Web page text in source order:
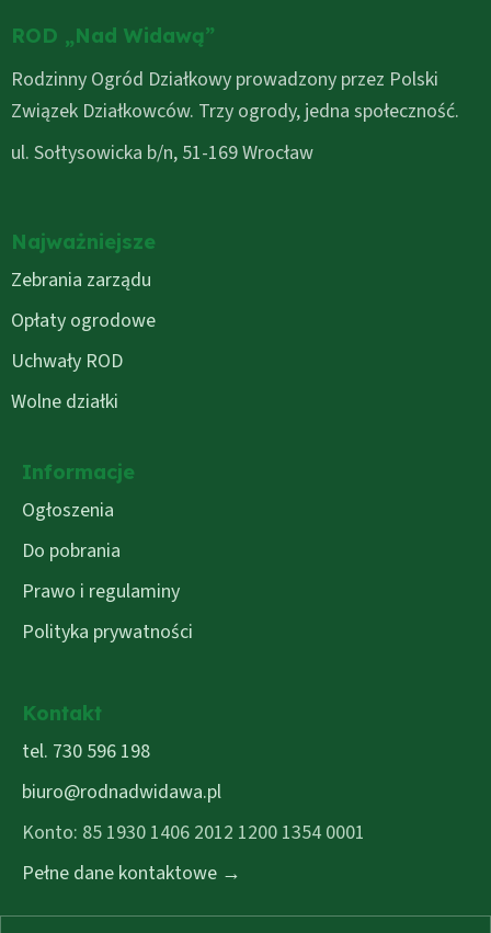
ROD „Nad Widawą”
Rodzinny Ogród Działkowy prowadzony przez Polski
Związek Działkowców. Trzy ogrody, jedna społeczność.
ul. Sołtysowicka b/n, 51-169 Wrocław
Najważniejsze
Zebrania zarządu
Opłaty ogrodowe
Uchwały ROD
Wolne działki
Informacje
Ogłoszenia
Do pobrania
Prawo i regulaminy
Polityka prywatności
Kontakt
tel. 730 596 198
biuro@rodnadwidawa.pl
Konto: 85 1930 1406 2012 1200 1354 0001
Pełne dane kontaktowe →